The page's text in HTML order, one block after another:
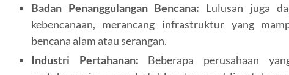
Badan Penanggulangan Bencana: Lulusan juga
kebencanaan, merancang infrastruktur yang
bencana alam atau serangan.
Industri Pertahanan: Beberapa perusahaan